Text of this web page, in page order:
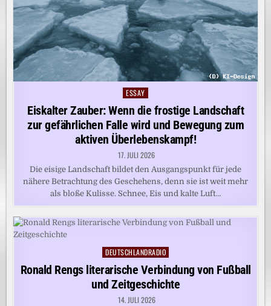
Posted
ESSAY
Eiskalter Zauber: Wenn die frostige Landschaft
zur gefährlichen Falle wird und Bewegung zum
aktiven Überlebenskampf!
17. JULI 2026
Die eisige Landschaft bildet den Ausgangspunkt für jede
nähere Betrachtung des Geschehens, denn sie ist weit mehr
als bloße Kulisse. Schnee, Eis und kalte Luft…
Posted
DEUTSCHLANDRADIO
Ronald Rengs literarische Verbindung von Fußball
und Zeitgeschichte
14. JULI 2026